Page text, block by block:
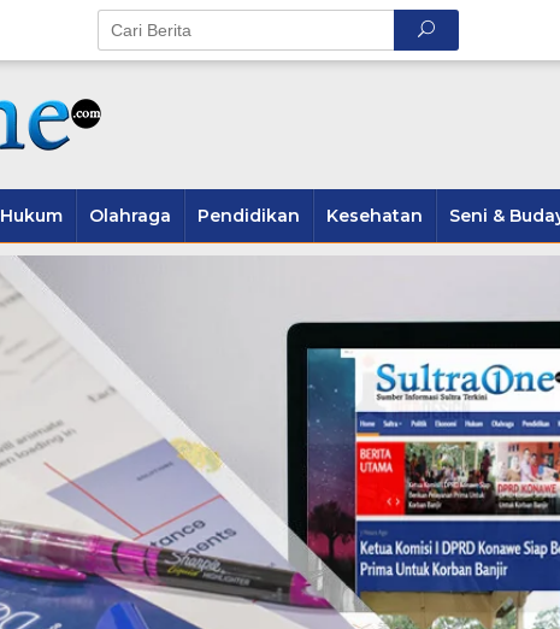
Hukum Olahraga Pendidikan Kesehatan Seni &